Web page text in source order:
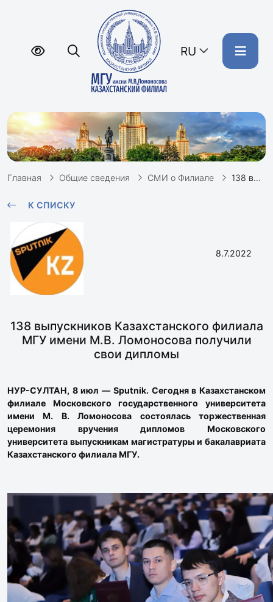
RU
Главная Общие сведения СМИ о Филиале 138 выпускников Казахстанского филиала МГУ имени М.В. Ломоносова получили свои дипломы // Sputnik
К СПИСКУ
8.7.2022
138 выпускников Казахстанского филиала
МГУ имени М.В. Ломоносова получили
свои дипломы
НУР-СУЛТАН, 8 июл — Sputnik. Сегодня в Казахстанском
филиале Московского государственного университета
имени М. В. Ломоносова состоялась торжественная
церемония вручения дипломов Московского
университета выпускникам магистратуры и бакалавриата
Казахстанского филиала МГУ.